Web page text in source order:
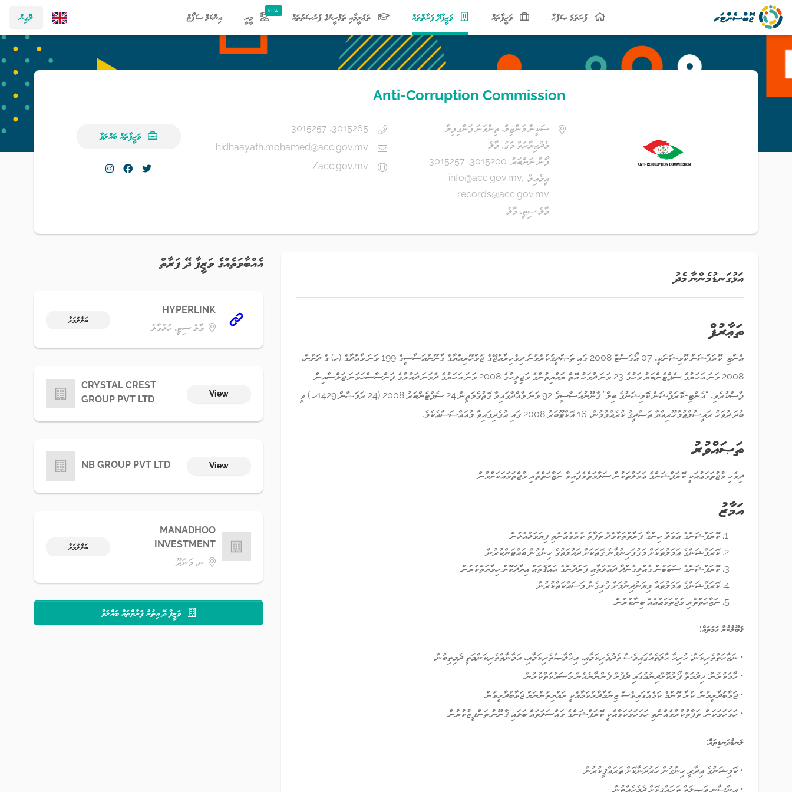
ލޮގިން ފުރަތަމަ ޞަފްޙާ ވަޒީފާތައް ވަޒީފާދޭ ފަރާތްތައް(current) ތަޢުލީމާއި ތަމްރީނުގެ ފުރުޞަތުތައް މީރީ އިންކަމް ސަޕޯޓް
Anti-Corruption Commission
ސަކީނާ މަންޒިލް، ތިންވަނަ ފަންގިފިލާ
މެދުޒިޔާރަތް މަގު, މާލެ
ފޯނު ނަންބަރު: 3015200, 3015257
އީމެއިލް: info@acc.gov.mv,
records@acc.gov.mv
މާލެ ސިޓީ، މާލެ
3015265، 3015257
hidhaayath.mohamed@acc.gov.mv
acc.gov.mv/
ވަޒީފާތައް ބައްލަވާ
އަޅުގަނޑުމެންނާ މެދު
ތަޢާރުފް
އެންޓި-ކޮރަޕްޝަން ކޮމިޝަނަކީ، 07 އޯގަސްޓް 2008 ގައި ތަޞްދީޤުކުރެވުނު ދިވެހިރާއްޖޭގެ ޖުމްހޫރިއްޔާގެ ޤާނޫނުއަސާސީގެ 199 ވަނަ މާއްދާގެ (ހ) ގެ ދަށުން،
2008 ވަނަ އަހަރުގެ ސެޕްޓެންބަރު މަހުގެ 23 ވަނަ ދުވަހު އޮތް ރައްޔިތުންގެ މަޖިލީހުގެ 2008 ވަނަ އަހަރުގެ ދެވަނަ ދައުރުގެ ފަންސާސްހަވަނަ ޖަލްސާއިން
ފާސްކުރެވި، “އެންޓި-ކޮރަޕްޝަން ކޮމިޝަނުގެ ބިލް” ޤާނޫނުއަސާސީގެ 92 ވަނަ މާއްދާގައިވާ ގޮތުގެމަތީން 24 ސެޕްޓެންބަރު 2008 (24 ރަމަޟާން 1429ހ.) ވީ
ބުދަ ދުވަހު ރައީސުލްޖުމްހޫރިއްޔާ ތަޞްދީޤު ކުރެއްވުމުން، 16 އޮކްޓޫބަރު 2008 ގައި އުފެދިފައިވާ މުއައްސަސާއެކެވެ.
ތަޞައްވުރު
ދިވެހި މުޖުތަމަޢުއަކީ ކޮރަޕްޝަންގެ ޢަމަލުތަކުން ސަލާމަތްވެފައިވާ ނަޒާހަތްތެރި މުޖްތަމަޢަކަށްވުން
އަމާޒު
ކޮރަޕްޝަންގެ ޢަމަލު ހިންގާ ފަރާތްތަކާމެދު ތަފާތު ކުރުމެއްނެތި ފިޔަވަޅުއެޅުން
ކޮރަޕްޝަންގެ ޢަމަލުތަކަށް މަގުފަހިނުވާނެ ގޮތަކަށް ދައުލަތުގެ ހިންގުން ބައްޓަންކުރުން
ކޮރަޕްޝަންގެ ސަބަބުން ގެއްލިގެންދާ ދައުލަތާއި ފަރުދުންގެ ޙައްޤުތައް އިޔާދަކޮށް ހިމާޔަތްކުރުން
ކޮރަޕްޝަންގެ ޢަމަލުތައް ވިޔަނުދިނުމަށް ގުޅިގެން މަސައްކަތްކުރުން
ނަޒާހަތްތެރި މުޖުތަމަޢުއެއް ބިނާކުރުން
ޤަބޫލުކުރާ ހަމަތައް:
• ނަޒާހަތްތެރިކަން: ހުރިހާ ޙާލަތެއްގައިވެސް ތެދުވެރިކަމާއި، އިޚްލާޞްތެރިކަމާއި، އަމާނާތްތެރިކަންމަތީ ދެމިތިބުން
• ހާމަކުރުން: ޚިދުމަތް ފޯރުކޮށްދިނުމުގައި ދެފުށް ފެންނާނެހެން މަސައްކަތްކުރުން
• ޖަވާބުދާރީވުން: ކުރާ ކޮންމެ ކަމެއްގައިވެސް ޒިންމާދާރުކަމާއެކީ ރައްޔިތުންނަށް ޖަވާބުދާރީވުން
• ހަމަހަމަކަން: ތަފާތުކުރުމެއްނެތި ހަމަހަމަކަމާއެކީ ކޮރަޕްޝަންގެ މައްސަލަތައް ބަލައި ޤާނޫނު ތަންފީޒުކުރުން
ލަނޑުދަނޑިތައް:
• ކޮމިޝަނުގެ އިދާރީ ހިންގުން ހަރުދަނާކޮށް ތަރައްޤީކުރުން
• އިންސާނީ ވަޞީލަތް ތަރައްޤީކޮށް ދެމެހެއްޓުން
އެއްބާވަތެއްގެ ވަޒީފާ ދޭ ފަރާތް
HYPERLINK
މާލެ ސިޓީ، ހުޅުމާލެ
ބަލާލުމަށް
CRYSTAL CREST
GROUP PVT LTD
View
NB GROUP PVT LTD View
MANADHOO
INVESTMENT
ނ. މަނަދޫ
ބަލާލުމަށް
ވަޒީފާ ދޭ އިތުރު ފަރާތްތައް ބައްލަވާ